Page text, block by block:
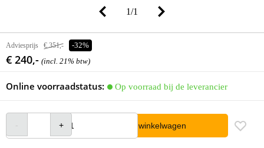
1/1
Adviesprijs € 351,- -32%
€ 240,- (incl. 21% btw)
Online voorraadstatus: Op voorraad bij de leverancier
In winkelwagen